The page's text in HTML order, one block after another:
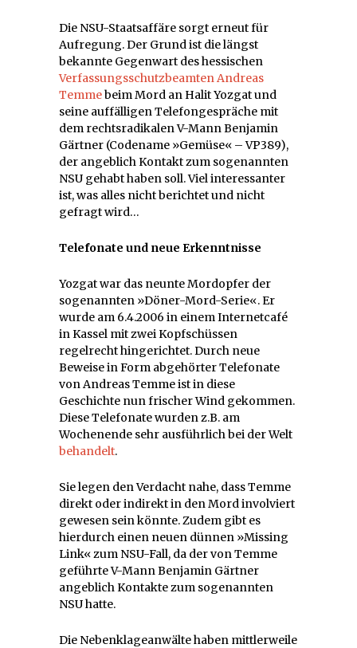
Die NSU-Staatsaffäre sorgt erneut für
Aufregung. Der Grund ist die längst
bekannte Gegenwart des hessischen
Verfassungsschutzbeamten Andreas
Temmebeim Mord an Halit Yozgat und
seine auffälligen Telefongespräche mit
dem rechtsradikalen V-Mann Benjamin
Gärtner (Codename »Gemüse« – VP389),
der angeblich Kontakt zum sogenannten
NSU gehabt haben soll. Viel interessanter
ist, was alles nicht berichtet und nicht
gefragt wird…
Telefonate und neue Erkenntnisse
Yozgat war das neunte Mordopfer der
sogenannten »Döner-Mord-Serie«. Er
wurde am 6.4.2006 in einem Internetcafé
in Kassel mit zwei Kopfschüssen
regelrecht hingerichtet. Durch neue
Beweise in Form abgehörter Telefonate
von Andreas Temme ist in diese
Geschichte nun frischer Wind gekommen.
Diese Telefonate wurden z.B. am
Wochenende sehr ausführlich bei der Welt
behandelt.
Sie legen den Verdacht nahe, dass Temme
direkt oder indirekt in den Mord involviert
gewesen sein könnte. Zudem gibt es
hierdurch einen neuen dünnen »Missing
Link« zum NSU-Fall, da der von Temme
geführte V-Mann Benjamin Gärtner
angeblich Kontakte zum sogenannten
NSU hatte.
Die Nebenklageanwälte haben mittlerweile